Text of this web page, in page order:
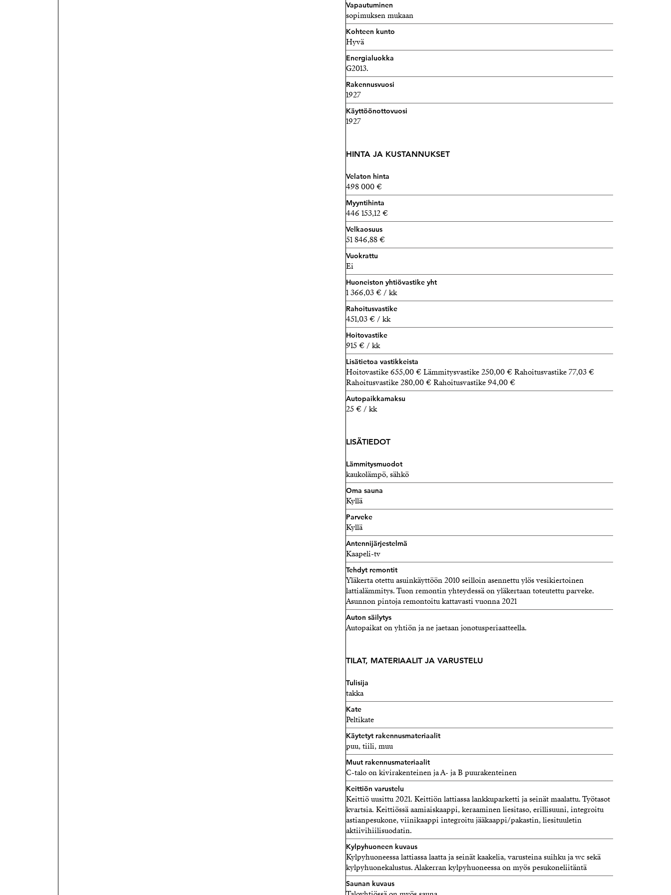
mahdollisuus asua jotakin aidosti ainutlaatuista.
Lisätiedot ja esittelyt
Maarit Ritari
Kiinteistönvälittäjä LKV, YKV, MJD
Strand Properties Brand Partner
040 589 7299 - maarit@strand.fi
Anna Nikunen
044 906 8340 - anna@strand.fi
Vapautuminen
sopimuksen mukaan
Kohteen kunto
Hyvä
Energialuokka
G2013.
Rakennusvuosi
1927
Käyttöönottovuosi
1927
HINTA JA KUSTANNUKSET
Velaton hinta
498 000 €
Myyntihinta
446 153,12 €
Velkaosuus
51 846,88 €
Vuokrattu
Ei
Huoneiston yhtiövastike yht
1 366,03 € / kk
Rahoitusvastike
451,03 € / kk
Hoitovastike
915 € / kk
Lisätietoa vastikkeista
Hoitovastike 655,00 € Lämmitysvastike 250,00 € Rahoitusvastike 77,03 €
Rahoitusvastike 280,00 € Rahoitusvastike 94,00 €
Autopaikkamaksu
25 € / kk
LISÄTIEDOT
Lämmitysmuodot
kaukolämpö, sähkö
Oma sauna
Kyllä
Parveke
Kyllä
Antennijärjestelmä
Kaapeli-tv
Tehdyt remontit
Yläkerta otettu asuinkäyttöön 2010 seilloin asennettu ylös vesikiertoinen
lattialämmitys. Tuon remontin yhteydessä on yläkertaan toteutettu parveke.
Asunnon pintoja remontoitu kattavasti vuonna 2021
Auton säilytys
Autopaikat on yhtiön ja ne jaetaan jonotusperiaatteella.
TILAT, MATERIAALIT JA VARUSTELU
Tulisija
takka
Kate
Peltikate
Käytetyt rakennusmateriaalit
puu, tiili, muu
Muut rakennusmateriaalit
C-talo on kivirakenteinen ja A- ja B puurakenteinen
Keittiön varustelu
Keittiö uusittu 2021. Keittiön lattiassa lankkuparketti ja seinät maalattu. Työtasot
kvartsia. Keittiössä aamiaiskaappi, keraaminen liesitaso, erillisuuni, integroitu
astianpesukone, viinikaappi integroitu jääkaappi/pakastin, liesituuletin
aktiivihiilisuodatin.
Kylpyhuoneen kuvaus
Kylpyhuoneessa lattiassa laatta ja seinät kaakelia, varusteina suihku ja wc sekä
kylpyhuonekalustus. Alakerran kylpyhuoneessa on myös pesukoneliitäntä
Saunan kuvaus